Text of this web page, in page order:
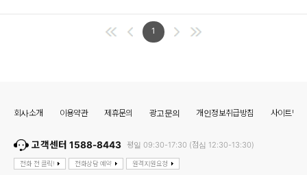
1
회사소개 이용약관 제휴문의 광고문의 개인정보취급방침 사이트맵
고객센터 1588-8443 평일 09:30-17:30 (점심 12:30-13:30)
전화 전 클릭! 전화상담 예약 원격지원요청